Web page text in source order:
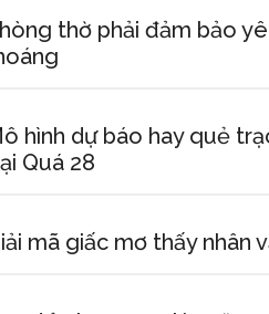
thờ phải đảm bảo
hình dự báo hay quẻ
Quá 28
mã giấc mơ thấy nhân